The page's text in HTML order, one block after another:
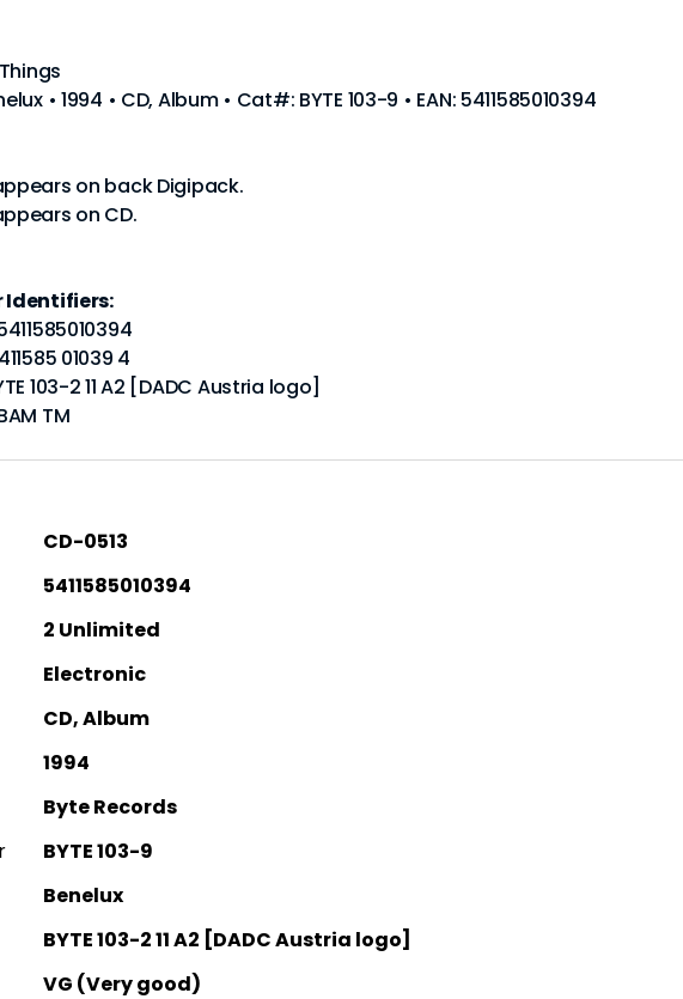
• 1994 • CD, Album • Cat#: BYTE 103-9 • EAN: 5411585010394
on back Digipack.
on CD.
Identifiers:
01039 4
103-2 11 A2 [DADC Austria logo]
TM
CD-0513
5411585010394
2 Unlimited
Electronic
CD, Album
1994
Byte Records
BYTE 103-9
Benelux
BYTE 103-2 11 A2 [DADC Austria logo]
VG (Very good)